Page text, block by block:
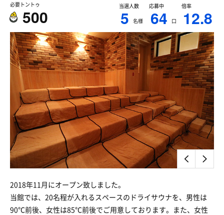
必要トントゥ
500
当選人数
5 名様
応募中
64 口
倍率
12.8
2018年11月にオープン致しました。
当館では、20名程が入れるスペースのドライサウナを、男性は
90℃前後、女性は85℃前後でご用意しております。また、女性